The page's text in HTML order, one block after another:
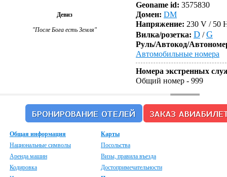
Девиз
"После Бога есть Земля"
Geoname id: 3575830
Домен: DM
Напряжение: 230 V / 50
Вилка/розетка: D /G
Руль/Автокод/
Автомобильные номера
Номера экстренных
Общий номер - 999
Общая информация
Национальные символы
Аренда машин
Кодировка
Карты
Посольства
Визы, правила въезда
Достопримечательности